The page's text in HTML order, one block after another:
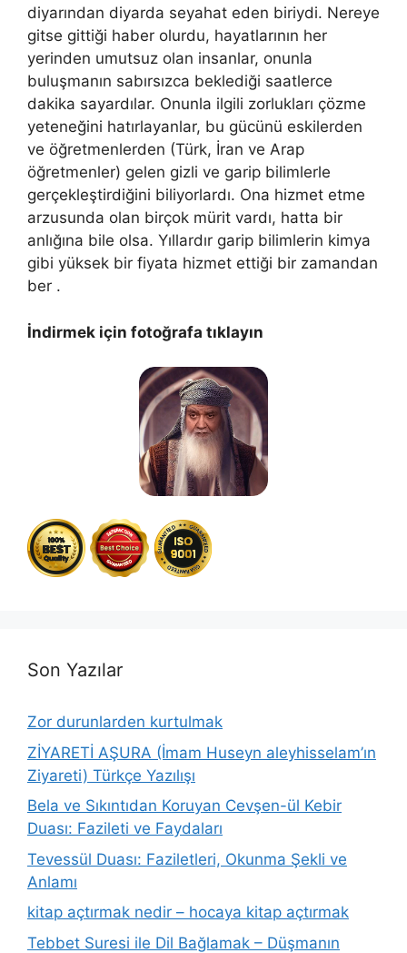
diyarından diyarda seyahat eden biriydi. Nereye
gitse gittiği haber olurdu, hayatlarının her
yerinden umutsuz olan insanlar, onunla
buluşmanın sabırsızca beklediği saatlerce
dakika sayardılar. Onunla ilgili zorlukları çözme
yeteneğini hatırlayanlar, bu gücünü eskilerden
ve öğretmenlerden (Türk, İran ve Arap
öğretmenler) gelen gizli ve garip bilimlerle
gerçekleştirdiğini biliyorlardı. Ona hizmet etme
arzusunda olan birçok mürit vardı, hatta bir
anlığına bile olsa. Yıllardır garip bilimlerin kimya
gibi yüksek bir fiyata hizmet ettiği bir zamandan
ber .
İndirmek için fotoğrafa tıklayın
Son Yazılar
Zor durunlarden kurtulmak
ZİYARETİ AŞURA (İmam Huseyn aleyhisselam’ın
Ziyareti) Türkçe Yazılışı
Bela ve Sıkıntıdan Koruyan Cevşen-ül Kebir
Duası: Fazileti ve Faydaları
Tevessül Duası: Faziletleri, Okunma Şekli ve
Anlamı
kitap açtırmak nedir – hocaya kitap açtırmak
Tebbet Suresi ile Dil Bağlamak – Düşmanın